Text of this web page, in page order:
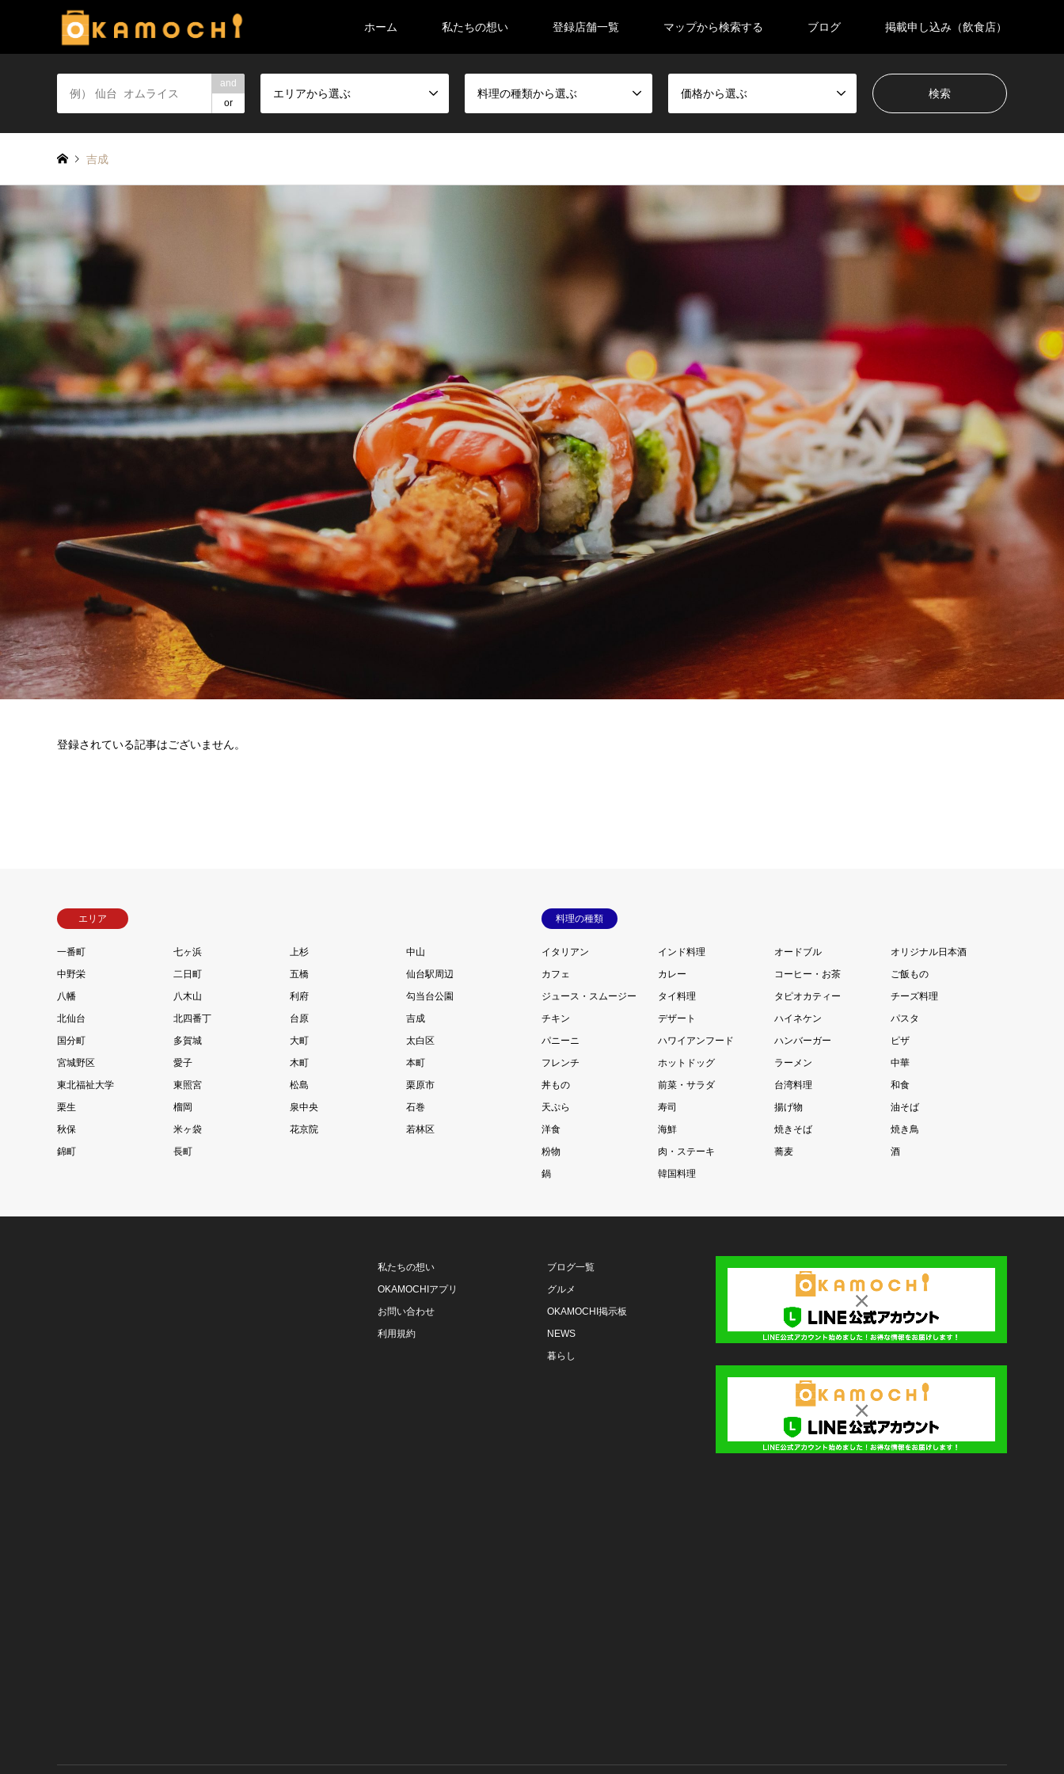
ホーム 私たちの想い 登録店舗一覧 マップから検索する ブログ 掲載申し込み（飲食店）
and
or
エリアから選ぶ 料理の種類から選ぶ 価格から選ぶ
吉成
登録されている記事はございません。
エリア
一番町 七ヶ浜 上杉
中山
中野栄
二日町 五橋
仙台駅周辺
八幡
八木山 利府
勾当台公園
北仙台
北四番丁 台原
吉成
国分町
多賀城 大町
太白区
宮城野区
愛子 木町
本町
東北福祉大学
東照宮 松島
栗原市
栗生
榴岡 泉中央
石巻
秋保
米ヶ袋 花京院
若林区
錦町
長町
料理の種類
イタリアン インド料理 オードブル
オリジナル日本酒
カフェ
カレー コーヒー・お茶
ご飯もの
ジュース・スムージー
タイ料理 タピオカティー
チーズ料理
チキン
デザート ハイネケン
パスタ
パニーニ
ハワイアンフード ハンバーガー
ピザ
フレンチ
ホットドッグ ラーメン
中華
丼もの
前菜・サラダ 台湾料理
和食
天ぷら
寿司 揚げ物
油そば
洋食
海鮮 焼きそば
焼き鳥
粉物
肉・ステーキ 蕎麦
酒
鍋
韓国料理
私たちの想い
OKAMOCHIアプリ
お問い合わせ
利用規約
ブログ一覧
グルメ
OKAMOCHI掲示板
NEWS
暮らし